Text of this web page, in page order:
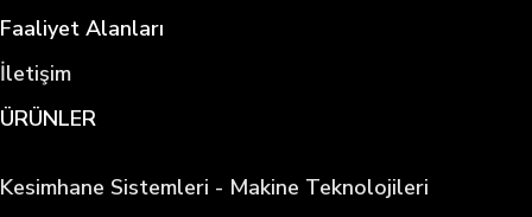
Faaliyet Alanları
İletişim
ÜRÜNLER
Kesimhane Sistemleri - Makine Teknolojileri